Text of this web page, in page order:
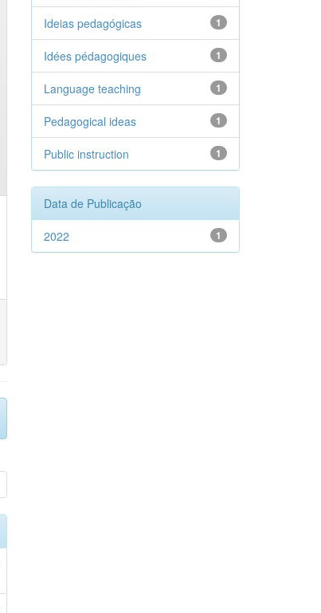
1
Ideias pedagógicas
1
Idées pédagogiques
1
Language teaching
1
Pedagogical ideas
1
Public instruction
Data de Publicação
1
2022